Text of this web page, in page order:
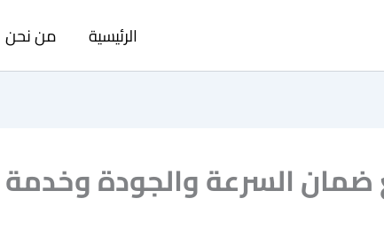
الرئيسية من نحن
السرعة والجودة وخدمة